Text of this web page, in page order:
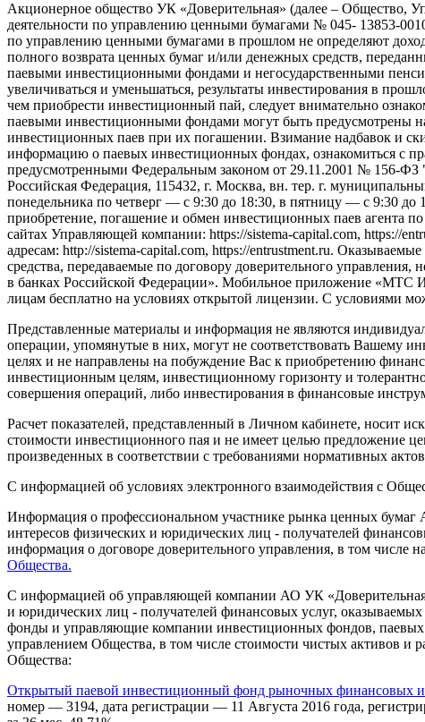
Акционерное общество УК «Доверительная» (далее – Общество,
деятельности по управлению ценными бумагами № 045- 13853-
по управлению ценными бумагами в прошлом не определяют
полного возврата ценных бумаг и/или денежных средств,
паевыми инвестиционными фондами и негосударственными
увеличиваться и уменьшаться, результаты инвестирования в
чем приобрести инвестиционный пай, следует внимательно
паевыми инвестиционными фондами могут быть предусмотрены
инвестиционных паев при их погашении. Взимание надбавок и
информацию о паевых инвестиционных фондах, ознакомиться с
предусмотренными Федеральным законом от 29.11.2001 № 156-
Российская Федерация, 115432, г. Москва, вн. тер. г.
понедельника по четверг — c 9:30 до 18:30, в пятницу — с 9:30 до
приобретение, погашение и обмен инвестиционных паев агента
сайтах Управляющей компании: https://sistema-capital.com, https://
адресам: http://sistema-capital.com, https://entrustment.ru.
средства, передаваемые по договору доверительного
в банках Российской Федерации». Мобильное приложение «МТС
лицам бесплатно на условиях открытой лицензии. С условиями
Представленные материалы и информация не являются
операции, упомянутые в них, могут не соответствовать Вашему
целях и не направлены на побуждение Вас к приобретению
инвестиционным целям, инвестиционному горизонту и
совершения операций, либо инвестирования в финансовые
Расчет показателей, представленный в Личном кабинете, носит
стоимости инвестиционного пая и не имеет целью предложение
произведенных в соответствии с требованиями нормативных
С информацией об условиях электронного взаимодействия с
Информация о профессиональном участнике рынка ценных бумаг
интересов физических и юридических лиц - получателей
информация о договоре доверительного управления, в том числе
Общества.
С информацией об управляющей компании АО УК
и юридических лиц - получателей финансовых услуг,
фонды и управляющие компании инвестиционных фондов,
управлением Общества, в том числе стоимости чистых активов и
Общества:
Открытый паевой инвестиционный фонд рыночных финансовых
номер — 3194, дата регистрации — 11 Августа 2016 года,